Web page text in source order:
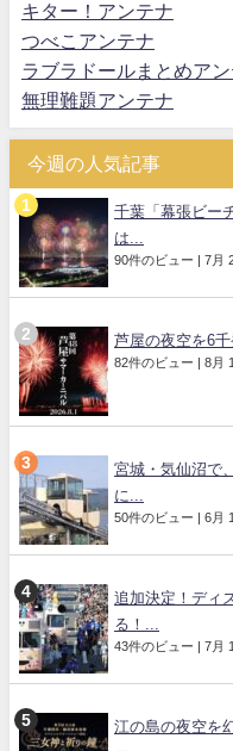
キター！アンテナ
つべこアンテナ
ラブラドールまとめア
無理難題アンテナ
今週の人気記事
千葉「幕張ビー
は...
90件のビュー 7月
芦屋の夜空を6
82件のビュー 8月
宮城・気仙沼で
に...
50件のビュー 6月
追加決定！ディ
る！...
43件のビュー 7月
江の島の夜空を